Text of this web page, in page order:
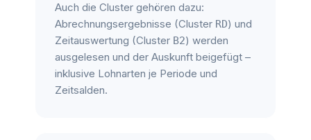
Auch die Cluster gehören dazu:
Abrechnungsergebnisse (Cluster RD) und
Zeitauswertung (Cluster B2) werden
ausgelesen und der Auskunft beigefügt –
inklusive Lohnarten je Periode und
Zeitsalden.